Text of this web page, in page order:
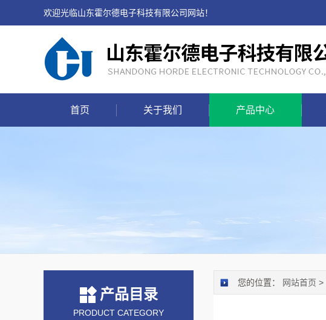
欢迎光临山东霍尔德电子科技有限公司网站！
首页 关于我们 产品中心
产品目录
PRODUCT CATEGORY
您的位置： 网站首页 >